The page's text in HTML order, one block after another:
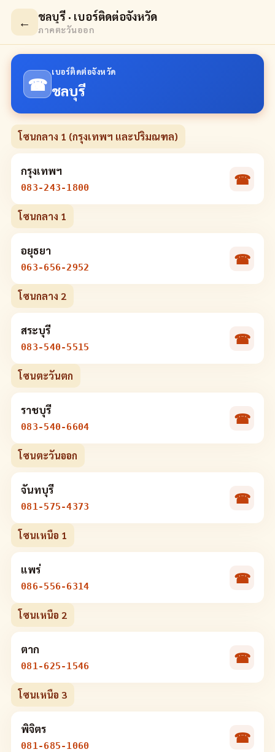
← ชลบุรี · เบอร์ติดต่อจังหวัด
ภาคตะวันออก
☎
เบอร์ติดต่อจังหวัด
ชลบุรี
โซนกลาง 1 (กรุงเทพฯ และปริมณฑล)
กรุงเทพฯ
083-243-1800
☎
โซนกลาง 1
อยุธยา
063-656-2952
☎
โซนกลาง 2
สระบุรี
083-540-5515
☎
โซนตะวันตก
ราชบุรี
083-540-6604
☎
โซนตะวันออก
จันทบุรี
081-575-4373
☎
โซนเหนือ 1
แพร่
086-556-6314
☎
โซนเหนือ 2
ตาก
081-625-1546
☎
โซนเหนือ 3
พิจิตร
081-685-1060
☎